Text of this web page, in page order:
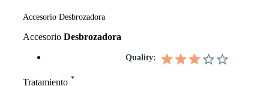
Accesorio Desbrozadora
Accesorio Desbrozadora
Quality:
Tratamiento *